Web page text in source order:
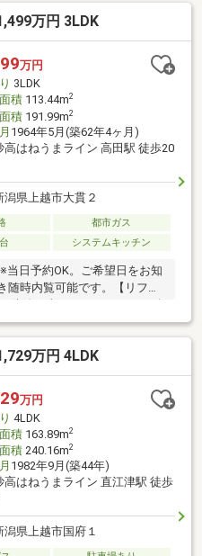
万円 3LDK
万円
3LDK
積113.44m2
積191.99m2
1964年5月(築62年4ヶ月)
高はねうまライン 高田駅 徒歩20
潟県上越市大貫２
都市ガス
システムキッチン
日予約OK。ご希望日をお知
時内覧可能です。【リフォ
拡張、屋根塗装、外壁塗装●
ス交換、トイレ交換、洗面化
床材上張り、シューズボッ
、インターホン設置、火災
めポイント】・耐震適合証明
件により住宅ローン減税や不
万円 4LDK
万円
4LDK
積163.89m2
積240.16m2
1982年9月(築44年)
高はねうまライン 直江津駅 徒歩
潟県上越市国府１